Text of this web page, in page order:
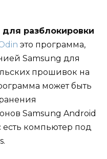
разблокировки
это программа,
Samsung для
прошивок на
может быть
Samsung Android
есть компьютер под